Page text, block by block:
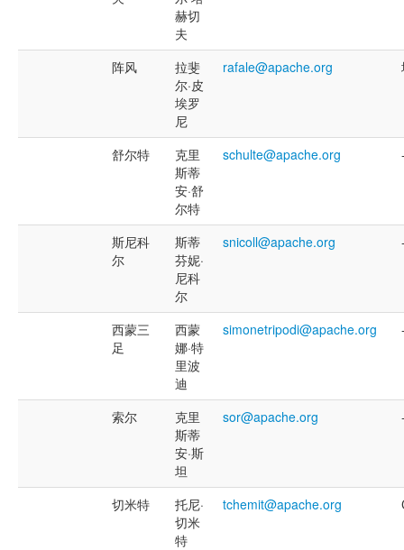
赫切
夫
阵风
拉斐
尔·皮
埃罗
尼
rafale@apache.org
舒尔特
克里
斯蒂
安·舒
尔特
schulte@apache.org
斯尼科
尔
斯蒂
芬妮·
尼科
尔
snicoll@apache.org
西蒙三
足
西蒙
娜·特
里波
迪
simonetripodi@apache.org
索尔
克里
斯蒂
安·斯
坦
sor@apache.org
切米特
托尼·
切米
特
tchemit@apache.org